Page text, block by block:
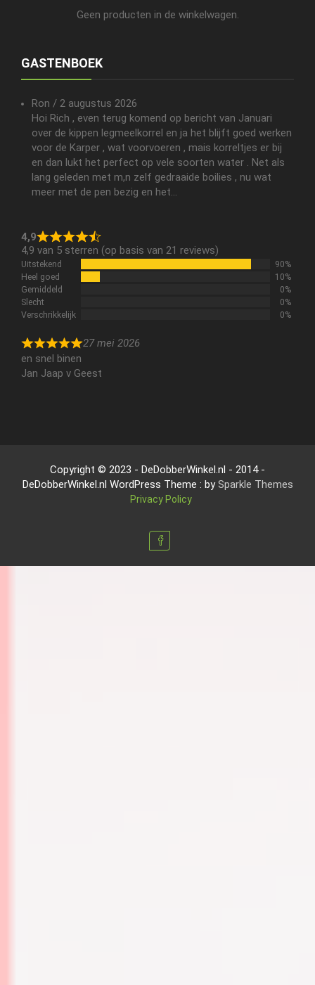
Geen producten in de winkelwagen.
GASTENBOEK
Ron / 2 augustus 2026
Hoi Rich , even terug komend op bericht van Januari
over de kippen legmeelkorrel en ja het blijft goed werken
voor de Karper , wat voorvoeren , mais korreltjes er bij
en dan lukt het perfect op vele soorten water . Net als
lang geleden met m,n zelf gedraaide boilies , nu wat
meer met de pen bezig en het...
4,9
4,9 van 5 sterren (op basis van 21 reviews)
Uitstekend
90%
Heel goed
10%
Gemiddeld
0%
Slecht
0%
Verschrikkelijk
0%
27 mei 2026
en snel binen
Jan Jaap v Geest
Copyright © 2023 - DeDobberWinkel.nl - 2014 -
DeDobberWinkel.nl WordPress Theme : bySparkle Themes
Privacy Policy